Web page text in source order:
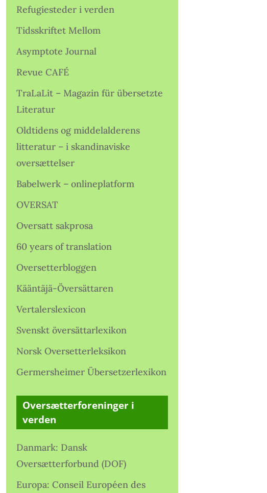
Refugiesteder i verden
Tidsskriftet Mellom
Asymptote Journal
Revue CAFÉ
TraLaLit – Magazin für übersetzte
Literatur
Oldtidens og middelalderens
litteratur – i skandinaviske
oversættelser
Babelwerk – onlineplatform
OVERSAT
Oversatt sakprosa
60 years of translation
Oversetterbloggen
Kääntäjä-Översättaren
Vertalerslexicon
Svenskt översättarlexikon
Norsk Oversetterleksikon
Germersheimer Übersetzerlexikon
Oversætterforeninger i
verden
Danmark: Dansk
Oversætterforbund (DOF)
Europa: Conseil Européen des